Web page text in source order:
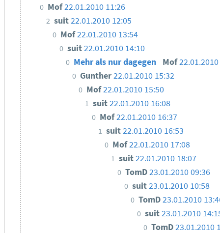
0 Mof22.01.2010 11:26
2 suit22.01.2010 12:05
0 Mof22.01.2010 13:54
0 suit22.01.2010 14:10
0 Mehr als nur dagegen Mof
0 Gunther22.01.2010 15:32
0 Mof22.01.2010 15:50
1 suit22.01.2010 16:08
0 Mof22.01.2010 16:37
1 suit22.01.2010 16:53
0 Mof22.01.2010 17:08
1 suit22.01.2010 18:07
0 TomD23.01.2010 09:36
0 suit23.01.2010 10:58
0 TomD23.01.2010
0 suit23.01.2010
0 TomD23.01.2010